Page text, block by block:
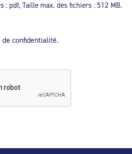
: pdf, Taille max. des fichiers : 512 MB.
de confidentialité.